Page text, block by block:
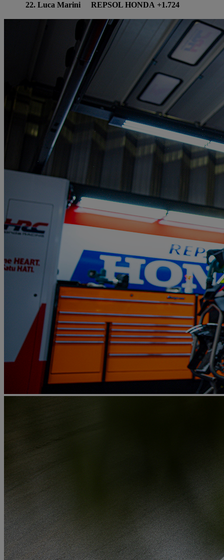
22. Luca Marini REPSOL HONDA +1.724